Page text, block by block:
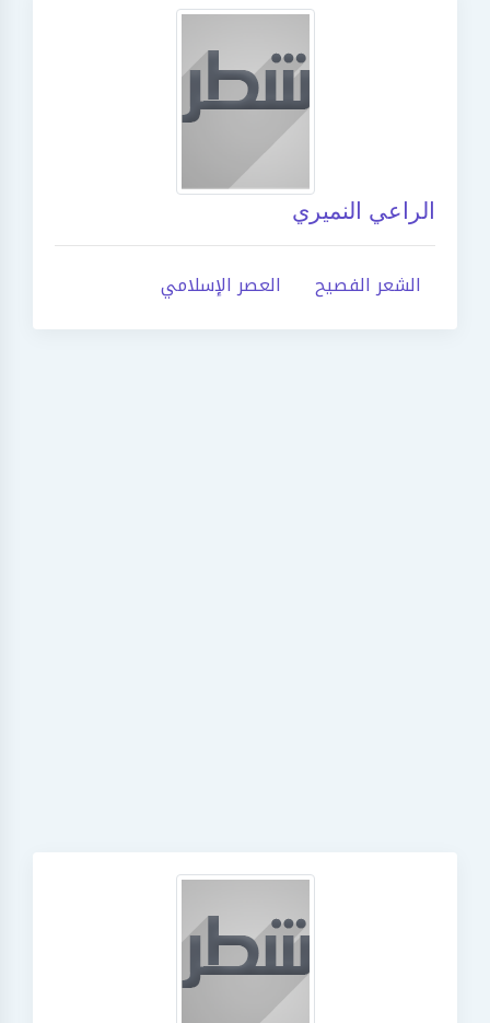
الراعي النميري
الشعر الفصيح العصر الإسلامي